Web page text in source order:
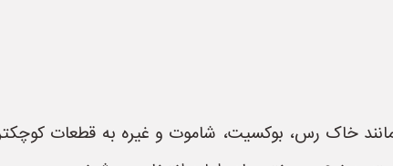
خاک رس، بوکسیت، شاموت و غیره به قطعات